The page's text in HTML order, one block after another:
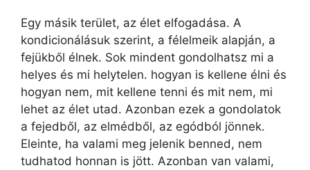
Egy másik terület, az élet elfogadása. A
kondicionálásuk szerint, a félelmeik alapján, a
fejükből élnek. Sok mindent gondolhatsz mi a
helyes és mi helytelen. hogyan is kellene élni és
hogyan nem, mit kellene tenni és mit nem, mi
lehet az élet utad. Azonban ezek a gondolatok
a fejedből, az elmédből, az egódból jönnek.
Eleinte, ha valami meg jelenik benned, nem
tudhatod honnan is jött. Azonban van valami,